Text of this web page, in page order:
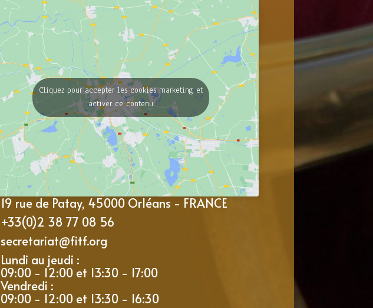
Cliquez pour accepter les cookies marketing et
activer ce contenu
19 rue de Patay, 45000 Orléans - FRANCE
+33(0)2 38 77 08 56
secretariat@fitf.org
Lundi au jeudi :
09:00 - 12:00 et 13:30 - 17:00
Vendredi :
09:00 - 12:00 et 13:30 - 16:30